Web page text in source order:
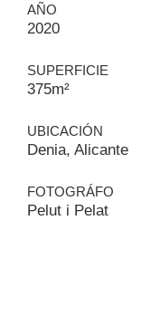
AÑO
2020
SUPERFICIE
375m²
UBICACIÓN
Denia, Alicante
FOTOGRÁFO
Pelut i Pelat